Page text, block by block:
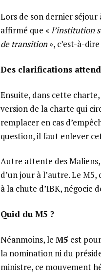
Lors de son dernier
affirmé que « l’institution
de transition», c’est-à-
Des clarifications
Ensuite, dans cette
version de la charte qui
remplacer en cas
question, il faut enlever
Autre attente des
d’un jour à l’autre. Le
à la chute d’IBK, négocie
Quid du M5 ?
Néanmoins, le M5 est
la nomination ni du
ministre, ce mouvement